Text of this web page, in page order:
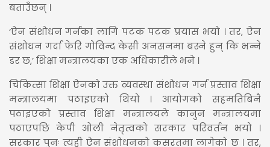
बताउँछन् ।
‘ऐन संशोधन गर्नका लागि पटक पटक प्रयास भयो । तर, ऐन
संशोधन गर्दा फेरि गोविन्द केसी अनसनमा बस्ने हुन् कि भन्ने
डर छ,’ शिक्षा मन्त्रालयका एक अधिकारीले भने ।
चिकित्सा शिक्षा ऐनको उक्त व्यवस्था संशोधन गर्न प्रस्ताव शिक्षा
मन्त्रालयमा पठाइएको थियो । आयोगको सहमतिबिनै
पठाइएको प्रस्ताव शिक्षा मन्त्रालयले कानुन मन्त्रालयमा
पठाएपछि केपी ओली नेतृत्वको सरकार परिवर्तन भयो ।
सरकार पुनः त्यही ऐन संशोधनको कसरतमा लागेको छ । तर,